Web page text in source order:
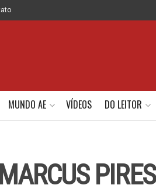
MUNDO AE VÍDEOS DO LEITOR
PIRES